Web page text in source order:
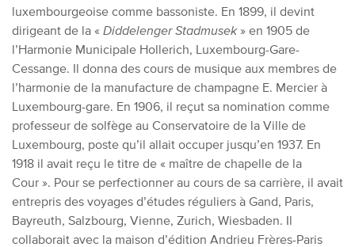
luxembourgeoise comme bassoniste. En 1899, il devint
dirigeant de la « Diddelenger Stadmusek» en 1905 de
l’Harmonie Municipale Hollerich, Luxembourg-Gare-
Cessange. Il donna des cours de musique aux membres de
l’harmonie de la manufacture de champagne E. Mercier à
Luxembourg-gare. En 1906, il reçut sa nomination comme
professeur de solfège au Conservatoire de la Ville de
Luxembourg, poste qu’il allait occuper jusqu’en 1937. En
1918 il avait reçu le titre de « maître de chapelle de la
Cour ». Pour se perfectionner au cours de sa carrière, il avait
entrepris des voyages d’études réguliers à Gand, Paris,
Bayreuth, Salzbourg, Vienne, Zurich, Wiesbaden. Il
collaborait avec la maison d’édition Andrieu Frères-Paris